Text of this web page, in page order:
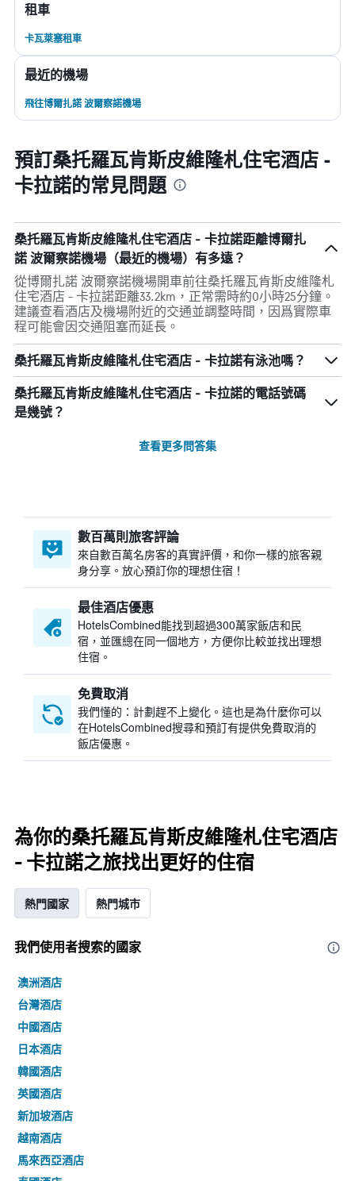
租車
卡瓦萊塞租車
最近的機場
飛往博爾扎諾 波爾察諾機場
預訂桑托羅瓦肯斯皮維隆札住宅酒店 -
卡拉諾的常見問題
桑托羅瓦肯斯皮維隆札住宅酒店 - 卡拉諾距離博爾扎
諾 波爾察諾機場（最近的機場）有多遠？
從博爾扎諾 波爾察諾機場開車前往桑托羅瓦肯斯皮維隆札
住宅酒店 - 卡拉諾距離33.2km，正常需時約0小時25分鐘。
建議查看酒店及機場附近的交通並調整時間，因爲實際車
程可能會因交通阻塞而延長。
桑托羅瓦肯斯皮維隆札住宅酒店 - 卡拉諾有泳池嗎？
桑托羅瓦肯斯皮維隆札住宅酒店 - 卡拉諾的電話號碼
是幾號？
查看更多問答集
數百萬則旅客評論
來自數百萬名房客的真實評價，和你一樣的旅客親
身分享。放心預訂你的理想住宿！
最佳酒店優惠
HotelsCombined​能找到超過300萬家飯店和民
宿，並匯總在同一個地方，方便你比較並找出理想
住宿。
免費取消
我們懂的：計劃趕不上變化。這也是為什麼你可以
在HotelsCombined搜尋和預訂有提供免費取消的
飯店優惠。
為你的桑托羅瓦肯斯皮維隆札住宅酒店
- 卡拉諾之旅找出更好的住宿
熱門國家 熱門城市
我們使用者搜索的國家
澳洲酒店
台灣酒店
中國酒店
日本酒店
韓國酒店
英國酒店
新加坡酒店
越南酒店
馬來西亞酒店